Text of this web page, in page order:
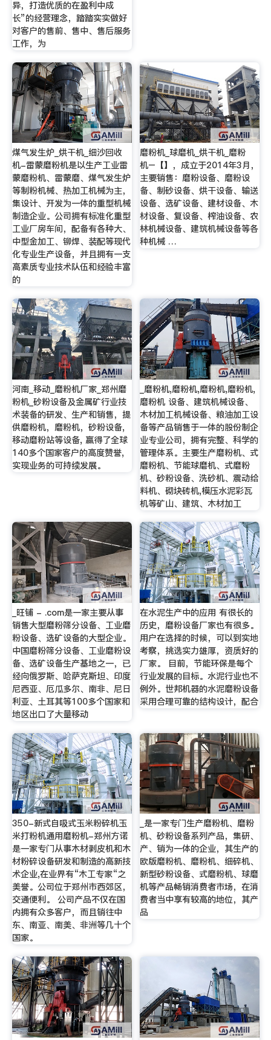
异，打造优质的在盈利中成
长”的经营理念，踏踏实实做好
对客户的售前、售中、售后服务
工作，为
煤气发生炉_烘干机_细沙回收
机-雷蒙磨粉机是以生产工业雷
蒙磨粉机、雷蒙磨、煤气发生炉
等制粉机械、热加工机械为主，
集设计、开发为一体的重型机械
制造企业。公司拥有标准化重型
工业厂房车间，配备有各种大、
中型金加工、铆焊、装配等现代
化专业生产设备，并且拥有一支
高素质专业技术队伍和经验丰富
的
磨粉机_球磨机_烘干机_磨粉
机–【】，成立于2014年3月，
主要销售：磨粉设备、磨粉设
备、制砂设备、烘干设备、输送
设备、选矿设备、建材设备、木
材设备、复设备、榨油设备、农
林机械设备、建筑机械设备等各
种机械 …
河南_移动_磨粉机厂家_郑州磨
粉机_砂粉设备及金属矿行业技
术装备的研发、生产和销售，提
供磨粉机，磨粉机，砂粉设备,
移动磨粉站等设备, 赢得了全球
140多个国家客户的高度赞誉,
实现业务的可持续发展。
_磨粉机,磨粉机,磨粉机,磨粉机,
磨粉机 设备、建筑机械设备、
木材加工机械设备、粮油加工设
备等产品销售于一体的股份制企
业专业公司，拥有完整、科学的
管理体系。主要生产磨粉机、式
磨粉机、节能球磨机、式磨粉
机、砂粉设备、洗砂机、震动给
料机、砌块砖机,模压水泥彩瓦
机等矿山、建筑、木材加工
_旺铺 - .com是一家主要从事
销售大型磨粉筛分设备、工业磨
粉设备、选矿设备的大型企业。
中国磨粉筛分设备、工业磨粉设
备、选矿设备生产基地之一，已
经向俄罗斯、哈萨克斯坦、印度
尼西亚、厄瓜多尔、南非、尼日
利亚、土耳其等100多个国家和
地区出口了大量移动
在水泥生产中的应用 有很长的
历史，磨粉设备厂家也有很多。
用户在选择的时候，可以到实地
考察，挑选实力雄厚，资质好的
厂家。 目前，节能环保是每个
行业发展的目标。水泥行业也不
例外。世邦机器的水泥磨粉设备
采用合理可靠的结构设计，配合
350-新式自吸式玉米粉碎机玉
米打粉机通用磨粉机-郑州方诺
是一家专门从事木材剥皮机和木
材粉碎设备研发和制造的高新技
术企业,在业界有“木工专家“之
美誉。公司位于郑州市西郊区，
交通便利。 公司产品不仅在国
内拥有众多客户，而且销往中
东、南亚、南美、非洲等几十个
国家。
_是一家专门生产磨粉机、磨粉
机、砂粉设备系列产品，集研、
产、销为一体的企业，其生产的
欧版磨粉机、磨粉机、细碎机、
新型砂粉设备、式磨粉机、球磨
机等产品畅销消费者市场，在消
费者当中享有较高的地位，其产
品